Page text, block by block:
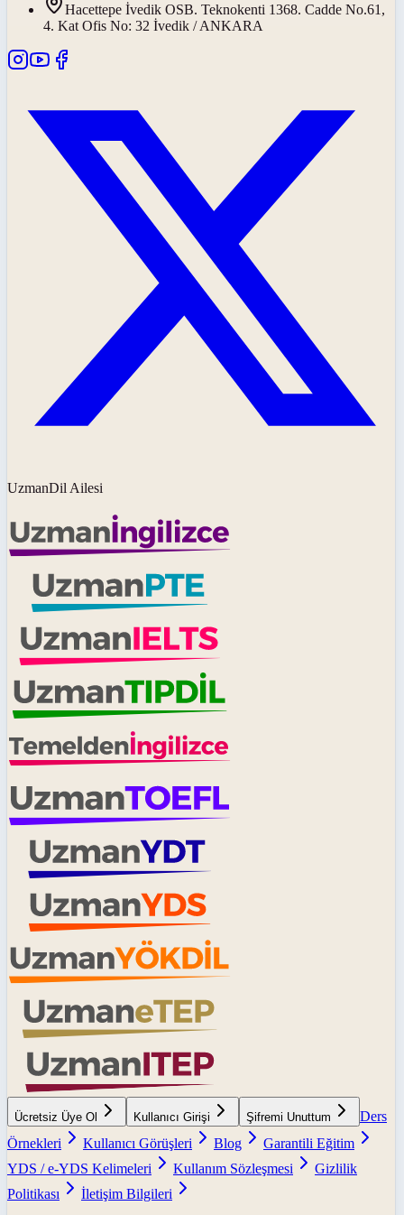
Hacettepe İvedik OSB. Teknokenti 1368. Cadde No.61,
4. Kat Ofis No: 32 İvedik / ANKARA
UzmanDil Ailesi
Ücretsiz Üye Ol Kullanıcı Girişi Şifremi Unuttum
Ders
Örnekleri
Kullanıcı Görüşleri Blog
Garantili Eğitim
YDS / e-YDS Kelimeleri
Kullanım Sözleşmesi
Gizlilik
Politikası
İletişim Bilgileri